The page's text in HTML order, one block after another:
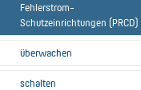
Fehlerstrom-
Schutzeinrichtungen (PRCD)
überwachen
schalten